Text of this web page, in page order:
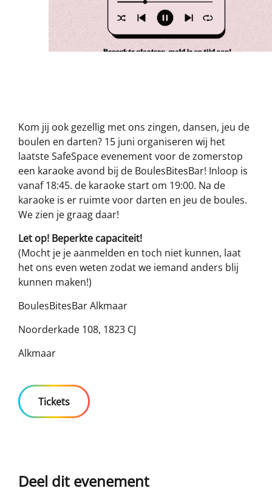
Kom jij ook gezellig met ons zingen, dansen, jeu de
boulen en darten? 15 juni organiseren wij het
laatste SafeSpace evenement voor de zomerstop
een karaoke avond bij de BoulesBitesBar! Inloop is
vanaf 18:45. de karaoke start om 19:00. Na de
karaoke is er ruimte voor darten en jeu de boules.
We zien je graag daar!
Let op! Beperkte capaciteit!
(Mocht je je aanmelden en toch niet kunnen, laat
het ons even weten zodat we iemand anders blij
kunnen maken!)
BoulesBitesBar Alkmaar
Noorderkade 108, 1823 CJ
Alkmaar
Tickets
Deel dit evenement